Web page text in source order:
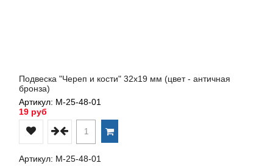
Подвеска "Череп и кости" 32х19 мм (цвет - античная
бронза)
Артикул: М-25-48-01
19 руб
Артикул: М-25-48-01